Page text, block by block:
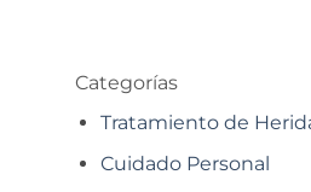
Categorías
Tratamiento de
Cuidado Personal